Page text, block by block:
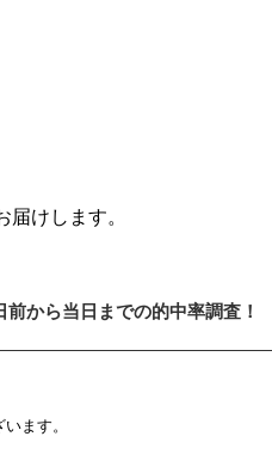
けします。
から当日までの的中率調査！
ます。